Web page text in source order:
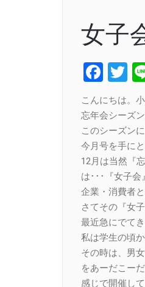
女子
こんにちは。小
忘年会シーズン
このシーズン
今月号を手に
12月は当然『
は･･･『女子会
企業・消費者
さてその『女子
最近急にでて
私は学生の頃
その時は、男
をあーだこー
感じで開催して